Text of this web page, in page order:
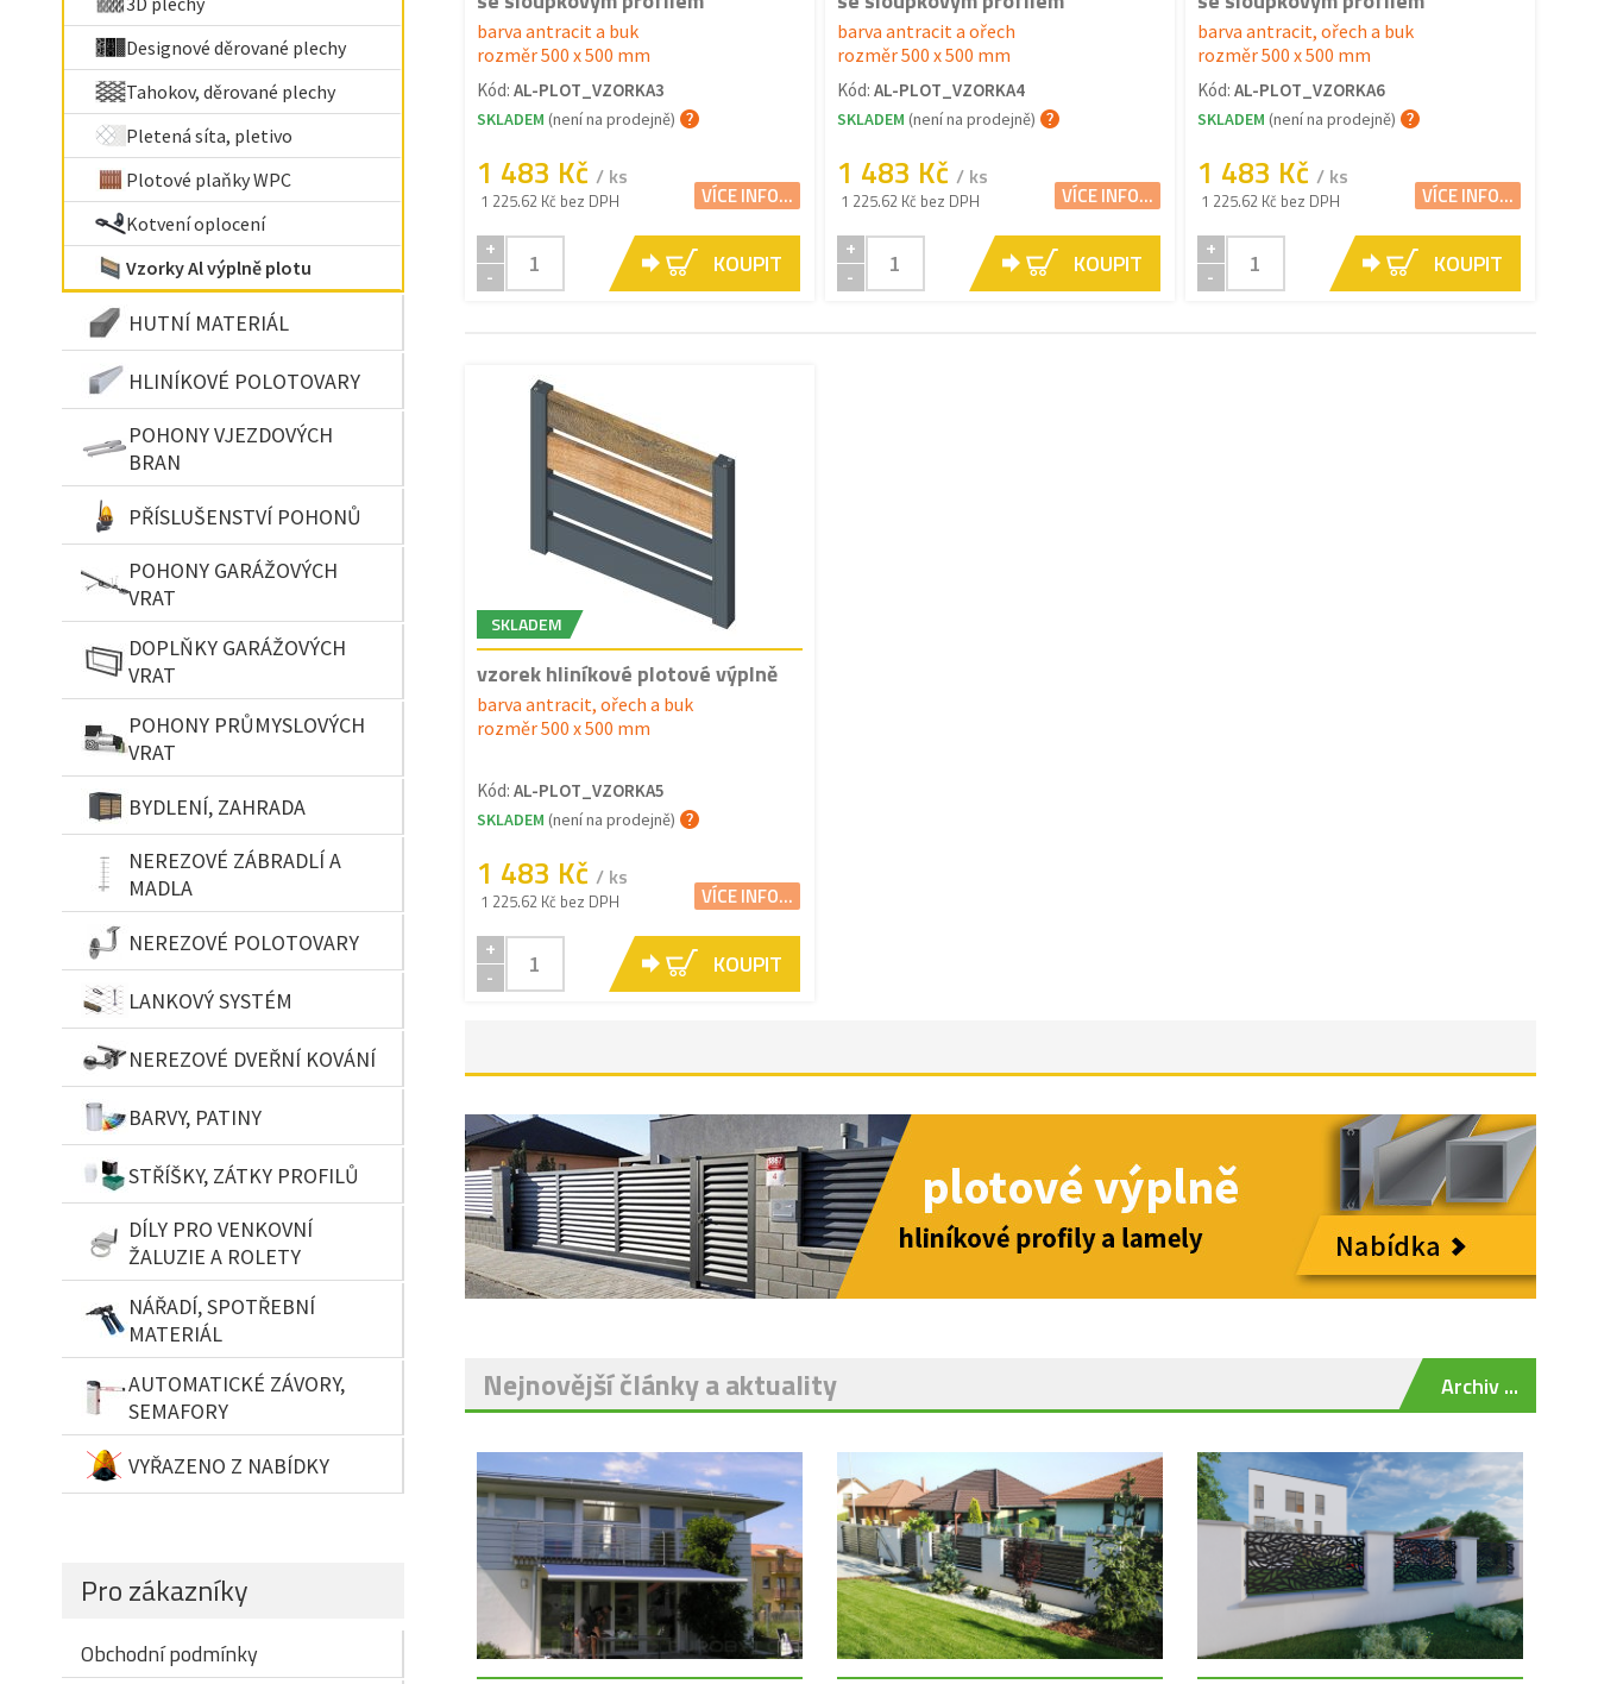
Designové děrované plechy
Tahokov, děrované plechy
Pletená síta, pletivo
Plotové plaňky WPC
Kotvení oplocení
Vzorky Al výplně plotu
HUTNÍ MATERIÁL
HLINÍKOVÉ POLOTOVARY
POHONY VJEZDOVÝCH
BRAN
PŘÍSLUŠENSTVÍ POHONŮ
POHONY GARÁŽOVÝCH
VRAT
DOPLŇKY GARÁŽOVÝCH
VRAT
POHONY PRŮMYSLOVÝCH
VRAT
BYDLENÍ, ZAHRADA
NEREZOVÉ ZÁBRADLÍ A
MADLA
NEREZOVÉ POLOTOVARY
LANKOVÝ SYSTÉM
NEREZOVÉ DVEŘNÍ KOVÁNÍ
BARVY, PATINY
STŘÍŠKY, ZÁTKY PROFILŮ
DÍLY PRO VENKOVNÍ
ŽALUZIE A ROLETY
NÁŘADÍ, SPOTŘEBNÍ
MATERIÁL
AUTOMATICKÉ ZÁVORY,
SEMAFORY
VYŘAZENO Z NABÍDKY
Pro zákazníky
Obchodní podmínky
barva antracit a buk
rozměr 500 x 500 mm
Kód: AL-PLOT_VZORKA3
SKLADEM (není na prodejně)
1 483 Kč / ks
1 225.62 Kč bez DPH VÍCE INFO...
+
-
KOUPIT
barva antracit a ořech
rozměr 500 x 500 mm
Kód: AL-PLOT_VZORKA4
SKLADEM (není na prodejně)
1 483 Kč / ks
1 225.62 Kč bez DPH VÍCE INFO...
+
-
KOUPIT
barva antracit, ořech a buk
rozměr 500 x 500 mm
Kód: AL-PLOT_VZORKA6
SKLADEM (není na prodejně)
1 483 Kč / ks
1 225.62 Kč bez DPH VÍCE INFO...
+
-
KOUPIT
SKLADEM
vzorek hliníkové plotové výplně
barva antracit, ořech a buk
rozměr 500 x 500 mm
Kód: AL-PLOT_VZORKA5
SKLADEM (není na prodejně)
1 483 Kč / ks
1 225.62 Kč bez DPH VÍCE INFO...
+
-
KOUPIT
Nejnovější články a aktuality Archiv ...